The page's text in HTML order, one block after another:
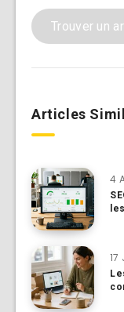
Articles
4
17